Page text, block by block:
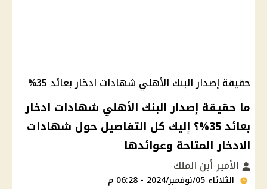
حقيقة إصدار البنك الأهلي شهادات ادخار بعائد 35%
ما حقيقة إصدار البنك الأهلي شهادات ادخار
بعائد 35%؟ إليك كل التفاصيل حول شهادات
الادخار المتاحة وعوائدها
الأمير أبن الملك
الثلاثاء 05/نوفمبر/2024 - 06:28 م